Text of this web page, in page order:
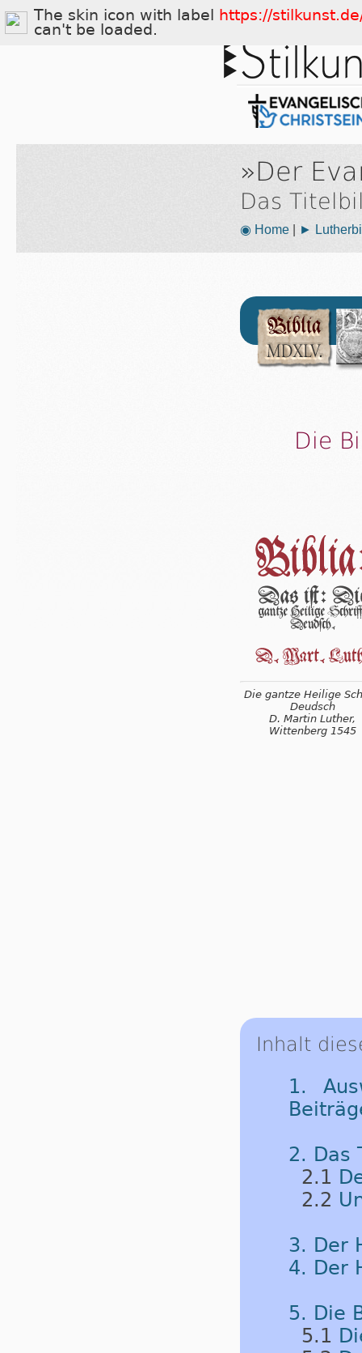
»Der
Das
◉ Home| ►
Die
Die gantze Heilige
Deudsch
D. Martin Luther,
Wittenberg 1545
Inhalt
1.
2. Das
2.1
2.2
3. Der
4. Der
5. Die
5.1
The skin icon with label
https://
can't be loaded.